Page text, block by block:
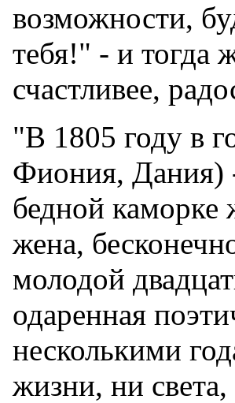
возможности,
тебя!" - и тогда
счастливее,
"В 1805 году в
Фиония, Дания)
бедной
жена,
молодой
одаренная
несколькими
жизни, ни